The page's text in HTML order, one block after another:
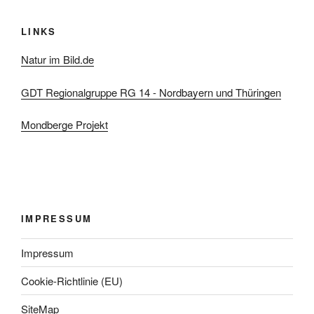
LINKS
Natur im Bild.de
GDT Regionalgruppe RG 14 - Nordbayern und Thüringen
Mondberge Projekt
IMPRESSUM
Impressum
Cookie-Richtlinie (EU)
SiteMap